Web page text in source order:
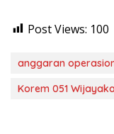
Post Views: 100
anggaran
Korem 051